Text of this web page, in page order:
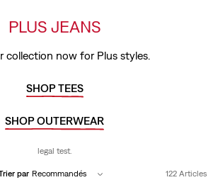
PLUS JEANS
collection now for Plus styles.
SHOP TEES
SHOP OUTERWEAR
legal test.
par Recommandés 122 Articles